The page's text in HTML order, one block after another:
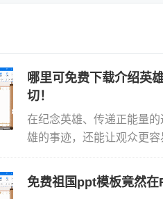
哪里可免费下载介绍英
切！
在纪念英雄、传递正能量
雄的事迹，还能让观众更
我们...
免费祖国ppt模板竟然在